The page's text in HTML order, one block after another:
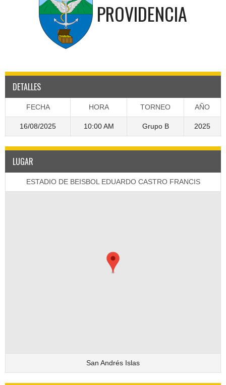
PROVIDENCIA
DETALLES
FECHA HORA TORNEO AÑO
16/08/2025 10:00 AM Grupo B 2025
LUGAR
ESTADIO DE BEISBOL EDUARDO CASTRO FRANCIS
San Andrés Islas